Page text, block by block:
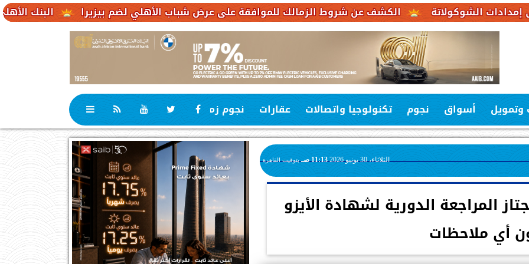
البنك الأهلي الكويتي – مصر يحقق صافي أرباح الكشف عن شروط الزمالك للموافقة على عرض شباب الأهلي لضم بيزيرا
وتمويل أسواق نجوم تكنولوجيا واتصالات عقارات نجوم زمان رياضة
الثلاثاء، 30 يونيو 2026 11:13 صـ بتوقيت القاهرة
المراجعة الدورية لشهادة الأيزو
أي ملاحظات